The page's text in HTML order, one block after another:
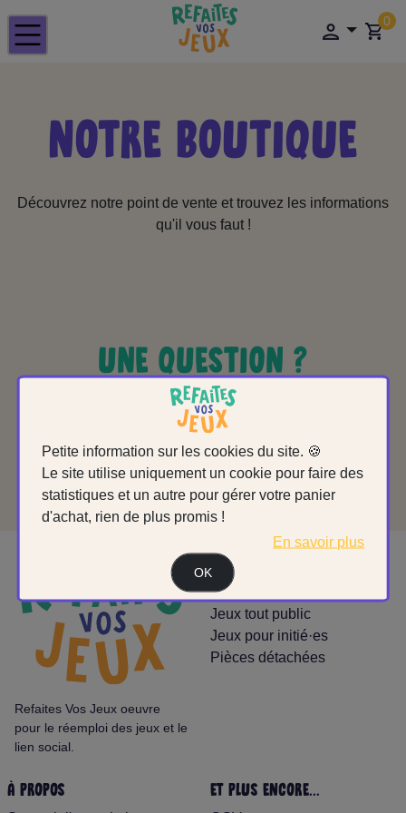
Petite information sur les cookies du site. 🍪
Le site utilise uniquement un cookie pour faire des
statistiques et un autre pour gérer votre panier
d'achat, rien de plus promis !
En savoir plus
OK
0
NOTRE BOUTIQUE
Découvrez notre point de vente et trouvez les informations
qu'il vous faut !
UNE QUESTION ?
CONTACTEZ-NOUS !
NOUS CONTACTER
Refaites Vos Jeux oeuvre
pour le réemploi des jeux et le
lien social.
BOUTIQUE
Jeux pour enfants
Jeux tout public
Jeux pour initié·es
Pièces détachées
À PROPOS ET PLUS ENCORE...